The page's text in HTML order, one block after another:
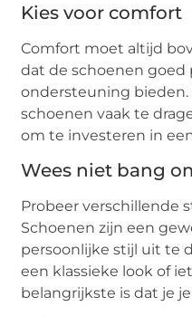
Kies voor comfort
Comfort moet altijd
dat de schoenen goed
ondersteuning bieden.
schoenen vaak te
om te investeren in
Wees niet bang
Probeer verschillende
Schoenen zijn een
persoonlijke stijl uit te
een klassieke look of
belangrijkste is dat je